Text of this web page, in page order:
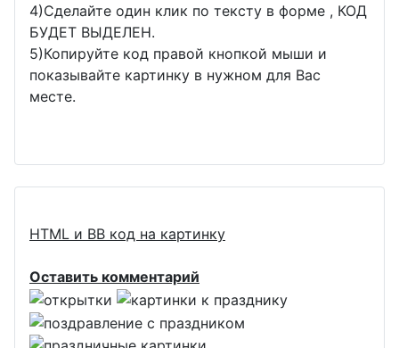
4)Сделайте один клик по тексту в форме , КОД
БУДЕТ ВЫДЕЛЕН.
5)Копируйте код правой кнопкой мыши и
показывайте картинку в нужном для Вас
месте.
HTML и BB код на картинку
Оставить комментарий